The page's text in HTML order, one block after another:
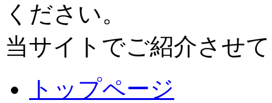
ください。
当サイトでご紹介させ
トップページ